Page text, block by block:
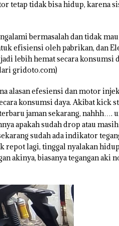
tetap tidak bisa hidup, karena
bermasalah dan tidak
efisiensi oleh pabrikan, dan
lebih hemat secara konsumsi
gridoto.com)
alasan efesiensi dan motor
konsumsi daya. Akibat kick
jaman sekarang, nahhh….
apakah sudah drop atau
sudah ada indikator
repot lagi, tinggal nyalakan
akinya, biasanya tegangan aki